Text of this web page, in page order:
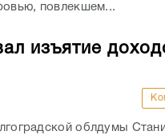
повлекшем...
изъятие
облдумы